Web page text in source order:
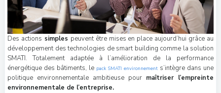
Des actions simples peuvent être mises en place aujourd’hui grâce au
développement des technologies de smart building comme la solution
SMATI. Totalement adaptée à l’amélioration de la performance
énergétique des bâtiments, lepack SMATI environnement s’intègre dans une
politique environnementale ambitieuse pour maîtriser l’empreinte
environnementale de l’entreprise.